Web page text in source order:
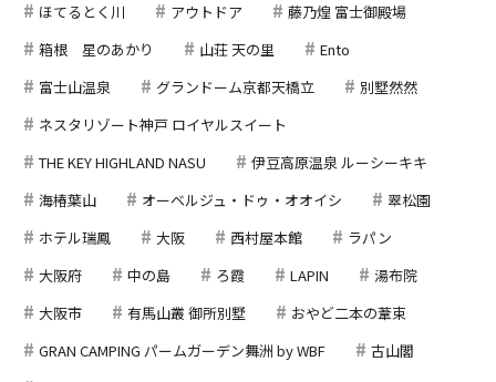
ほてるとく川
アウトドア
藤乃煌 富士御殿場
箱根 星のあかり
山荘 天の里
Ento
富士山温泉
グランドーム京都天橋立
別墅然然
ネスタリゾート神戸 ロイヤルスイート
THE KEY HIGHLAND NASU
伊豆高原温泉 ルーシーキキ
海椿葉山
オーベルジュ・ドゥ・オオイシ
翠松園
ホテル瑞鳳
大阪 西村屋本館
ラパン
大阪府
中の島 ろ霞 LAPIN
湯布院
大阪市
有馬山叢 御所別墅
おやど二本の葦束
GRAN CAMPING パームガーデン舞洲 by WBF
古山閣